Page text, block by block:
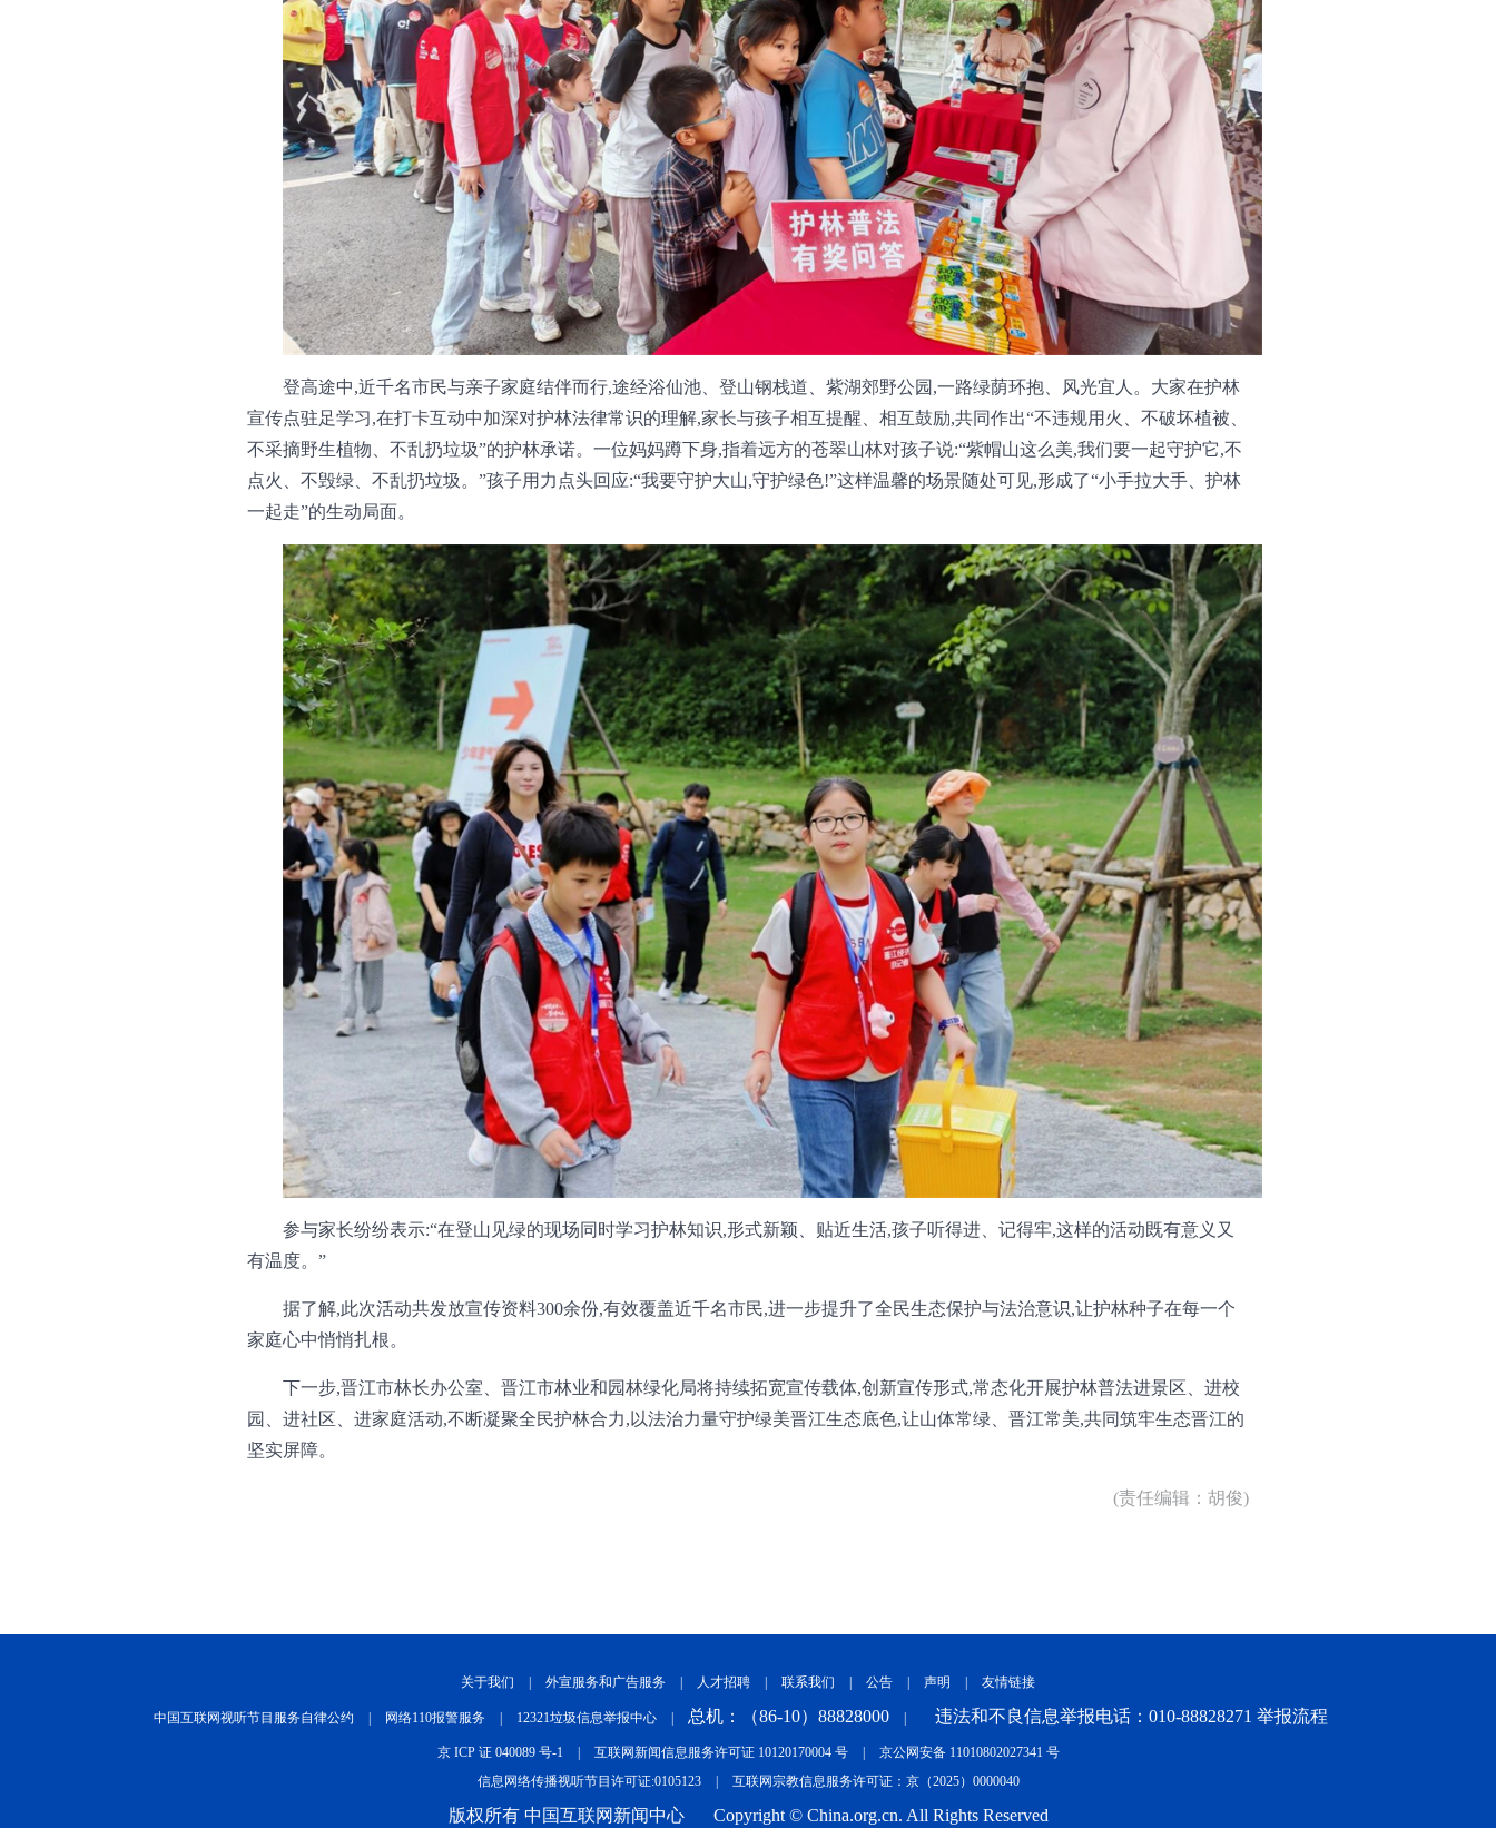
登高途中,近千名市民与亲子家庭结伴而行,途经浴仙池、登山钢栈道、紫湖郊野公园,一路绿荫环抱、风光宜人。大家在护林
宣传点驻足学习,在打卡互动中加深对护林法律常识的理解,家长与孩子相互提醒、相互鼓励,共同作出“不违规用火、不破坏植被、
不采摘野生植物、不乱扔垃圾”的护林承诺。一位妈妈蹲下身,指着远方的苍翠山林对孩子说:“紫帽山这么美,我们要一起守护它,不
点火、不毁绿、不乱扔垃圾。”孩子用力点头回应:“我要守护大山,守护绿色!”这样温馨的场景随处可见,形成了“小手拉大手、护林
一起走”的生动局面。
参与家长纷纷表示:“在登山见绿的现场同时学习护林知识,形式新颖、贴近生活,孩子听得进、记得牢,这样的活动既有意义又
有温度。”
据了解,此次活动共发放宣传资料300余份,有效覆盖近千名市民,进一步提升了全民生态保护与法治意识,让护林种子在每一个
家庭心中悄悄扎根。
下一步,晋江市林长办公室、晋江市林业和园林绿化局将持续拓宽宣传载体,创新宣传形式,常态化开展护林普法进景区、进校
园、进社区、进家庭活动,不断凝聚全民护林合力,以法治力量守护绿美晋江生态底色,让山体常绿、晋江常美,共同筑牢生态晋江的
坚实屏障。
(责任编辑：胡俊)
关于我们 | 外宣服务和广告服务 | 人才招聘 | 联系我们 | 公告 | 声明 | 友情链接
中国互联网视听节目服务自律公约 | 网络110报警服务 | 12321垃圾信息举报中心 | 总机：（86-10）88828000 | 违法和不良信息举报电话：010-88828271 举报流程
京 ICP 证 040089 号-1 | 互联网新闻信息服务许可证 10120170004 号 |
京公网安备 11010802027341 号
信息网络传播视听节目许可证:0105123
| 互联网宗教信息服务许可证：京（2025）0000040
版权所有 中国互联网新闻中心 Copyright © China.org.cn. All Rights Reserved